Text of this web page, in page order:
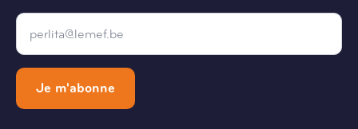
Email
Je m'abonne